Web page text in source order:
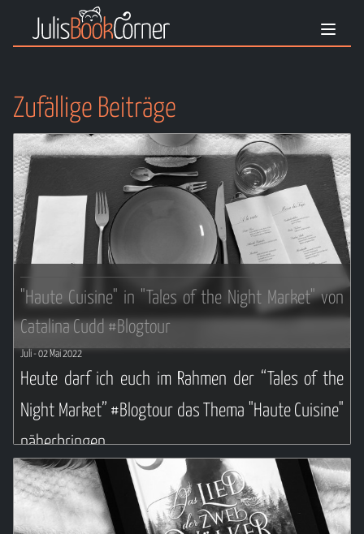
Zufällige Beiträge
"Haute Cuisine" in "Tales of the Night Market" von
Catalina Cudd #Blogtour
Juli- 02 Mai 2022
Heute darf ich euch im Rahmen der “Tales of the
Night Market” #Blogtour das Thema "Haute Cuisine"
näherbringen.
Weiterlesen ...